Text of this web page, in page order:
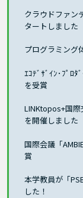
クラウドファン
タートしました
プログラミング
ｴｺﾃﾞｻﾞｲﾝ･ﾌﾟﾛﾀ
を受賞
LINKtopos+国
を開催しました
国際会議「
賞
本学教員が「
した！